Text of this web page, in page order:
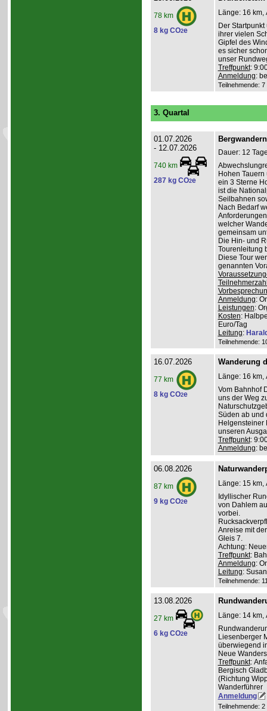
78 km
8 kg CO2e
Länge: 16 km,
Der
ihrer vielen
Gipfel des
es sicher
unser
Treffpunkt:
Anmeldung:
Teilnehmende:
3. Quartal
01.07.2026
- 12.07.2026
740 km
287 kg CO2e
Dauer: 12
Hohen
ein 3 Sterne
ist die
Seilbahnen
Nach Bedarf
welcher
gemeinsam
Die Hin- und
Tourenleitung
Diese Tour
genannten
Anmeldung:
Leistungen:
Kosten:
Euro/Tag
Leitung:
Teilnehmende:
16.07.2026
77 km
8 kg CO2e
Wanderung
Länge: 16 km,
Vom Bahnhof
uns der Weg
Süden ab und
Helgensteiner
unseren
Treffpunkt:
Anmeldung:
06.08.2026
87 km
9 kg CO2e
Länge: 15 km,
Idyllischer
von Dahlem
vorbei.
Anreise mit
Gleis 7.
Achtung:
Treffpunkt:
Anmeldung:
Leitung:
Teilnehmende:
13.08.2026
27 km
6 kg CO2e
Länge: 14 km,
Liesenberger
überwiegend
Neue
Treffpunkt:
Bergisch
(Richtung
Wanderführer
Anmeldung
Teilnehmende: